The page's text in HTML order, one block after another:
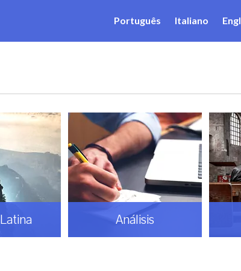
Português Italiano
Análisis